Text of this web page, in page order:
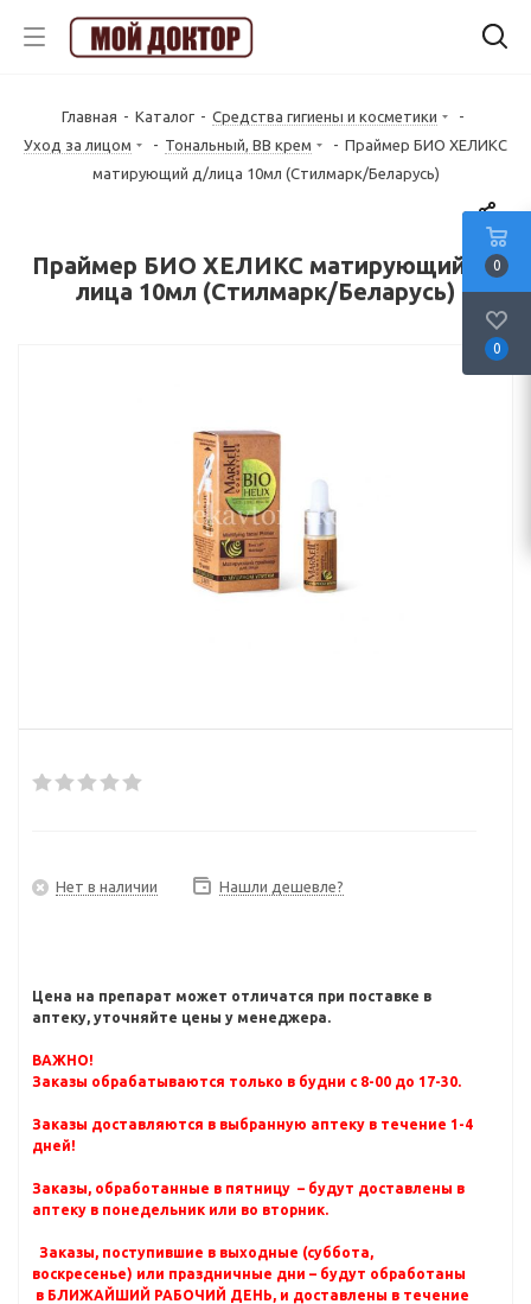
Главная - Каталог - Средства гигиены и косметики
-
Уход за лицом
- Тональный, ВВ крем - Праймер БИО ХЕЛИКС
матирующий д/лица 10мл (Стилмарк/Беларусь)
Праймер БИО ХЕЛИКС матирующий д/
лица 10мл (Стилмарк/Беларусь)
Нет в наличии Нашли дешевле?
Цена на препарат может отличатся при поставке в
аптеку, уточняйте цены у менеджера.
ВАЖНО!
Заказы обрабатываются только в будни с 8-00 до 17-30.
Заказы доставляются в выбранную аптеку в течение 1-4
дней!
Заказы, обработанные в пятницу – будут доставлены в
аптеку в понедельник или во вторник.
Заказы, поступившие в выходные (суббота,
воскресенье) или праздничные дни – будут обработаны
в БЛИЖАЙШИЙ РАБОЧИЙ ДЕНЬ, и доставлены в течение
0
0